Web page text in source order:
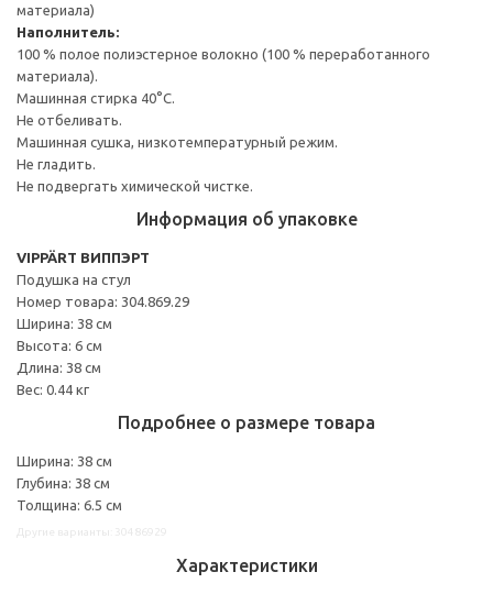
материала)
Наполнитель:
100 % полое полиэстерное волокно (100 % переработанного
материала).
Машинная стирка 40°С.
Не отбеливать.
Машинная сушка, низкотемпературный режим.
Не гладить.
Не подвергать химической чистке.
Информация об упаковке
VIPPÄRT ВИППЭРТ
Подушка на стул
Номер товара: 304.869.29
Ширина: 38 см
Высота: 6 см
Длина: 38 см
Вес: 0.44 кг
Подробнее о размере товара
Ширина: 38 см
Глубина: 38 см
Толщина: 6.5 см
Характеристики